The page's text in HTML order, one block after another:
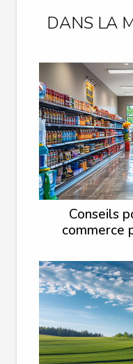
DANS LA
Conseils
commerce